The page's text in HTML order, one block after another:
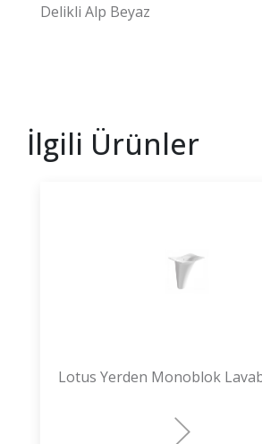
Delikli Alp Beyaz
İlgili Ürünler
Lotus Yerden Monoblok